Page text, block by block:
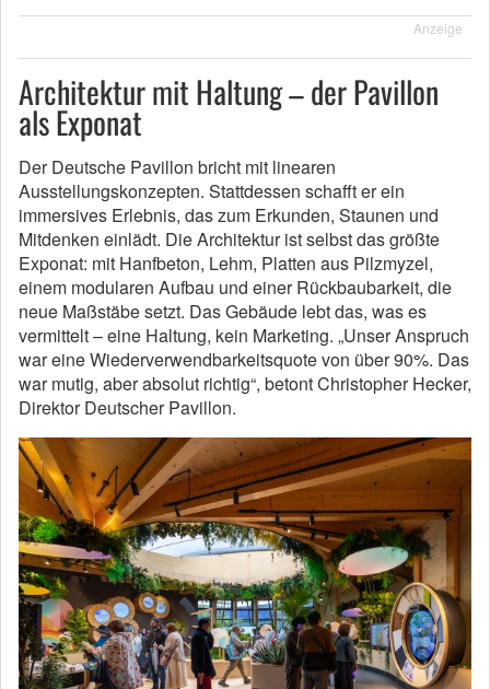
Anzeige
Architektur mit Haltung – der Pavillon
als Exponat
Der Deutsche Pavillon bricht mit linearen
Ausstellungskonzepten. Stattdessen schafft er ein
immersives Erlebnis, das zum Erkunden, Staunen und
Mitdenken einlädt. Die Architektur ist selbst das größte
Exponat: mit Hanfbeton, Lehm, Platten aus Pilzmyzel,
einem modularen Aufbau und einer Rückbaubarkeit, die
neue Maßstäbe setzt. Das Gebäude lebt das, was es
vermittelt – eine Haltung, kein Marketing. „Unser Anspruch
war eine Wiederverwendbarkeitsquote von über 90%. Das
war mutig, aber absolut richtig“, betont Christopher Hecker,
Direktor Deutscher Pavillon.